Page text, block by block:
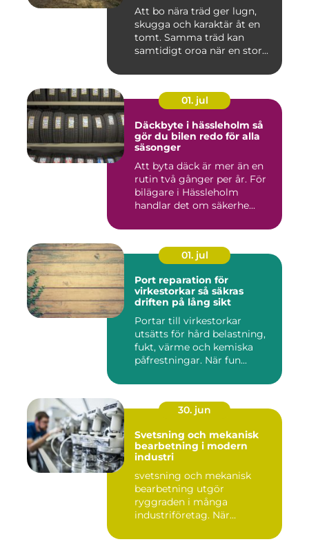
Att bo nära träd ger lugn,
skugga och karaktär åt en
tomt. Samma träd kan
samtidigt oroa när en stor...
01. jul
Däckbyte i hässleholm så
gör du bilen redo för alla
säsonger
Att byta däck är mer än en
rutin två gånger per år. För
bilägare i Hässleholm
handlar det om säkerhe...
01. jul
Port reparation för
virkestorkar så säkras
driften på lång sikt
Portar till virkestorkar
utsätts för hård belastning,
fukt, värme och kemiska
påfrestningar. När fun...
30. jun
Svetsning och mekanisk
bearbetning i modern
industri
svetsning och mekanisk
bearbetning utgör
ryggraden i många
industriföretag. När